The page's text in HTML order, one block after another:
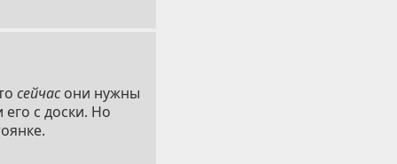
сейчасони нужны
с доски. Но